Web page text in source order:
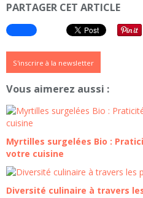
PARTAGER CET ARTICLE
S'inscrire à la newsletter
Vous aimerez aussi :
Myrtilles surgelées Bio :
votre cuisine
Diversité culinaire à travers